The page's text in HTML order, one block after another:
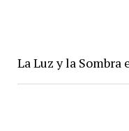
La Luz y la